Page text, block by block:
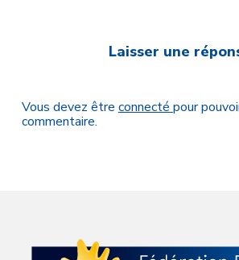
Laisser une
Vous devez être connecté pour
commentaire.